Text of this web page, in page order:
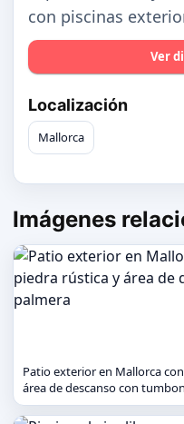
con piscinas
Ver
Localización
Mallorca
Imágenes
Patio exterior en Mallorca
área de descanso con